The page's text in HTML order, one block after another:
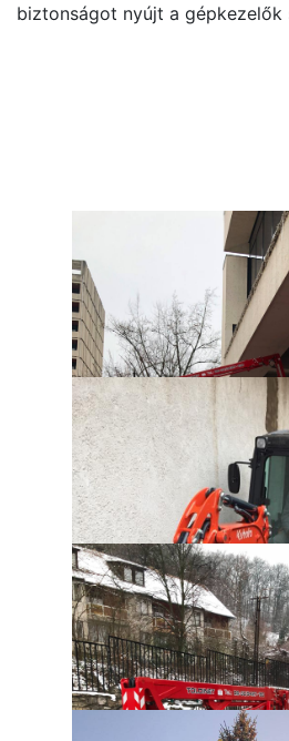
biztonságot nyújt a gépkezelők